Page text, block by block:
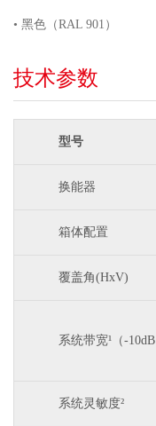
• 黑色（RAL 901）
技术参数
型号
换能器
箱体配置
覆盖角(HxV)
系统带宽¹（-
系统灵敏度²